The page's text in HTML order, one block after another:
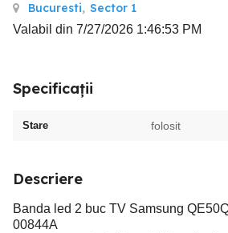
Bucuresti, Sector 1
Valabil din 7/27/2026 1:46:53 PM
Specificații
Stare folosit
Descriere
Banda led 2 buc TV Samsung
00844A